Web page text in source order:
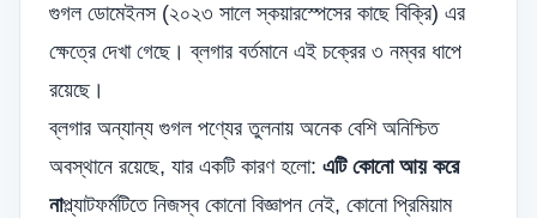
গুগল ডোমেইনস (২০২৩ সালে স্কয়ারস্পেসের কাছে বিক্রি) এর
ক্ষেত্রে দেখা গেছে। ব্লগার বর্তমানে এই চক্রের ৩ নম্বর ধাপে
রয়েছে।
ব্লগার অন্যান্য গুগল পণ্যের তুলনায় অনেক বেশি অনিশ্চিত
অবস্থানে রয়েছে, যার একটি কারণ হলো: এটি কোনো আয় করে
নাপ্ল্যাটফর্মটিতে নিজস্ব কোনো বিজ্ঞাপন নেই, কোনো প্রিমিয়াম